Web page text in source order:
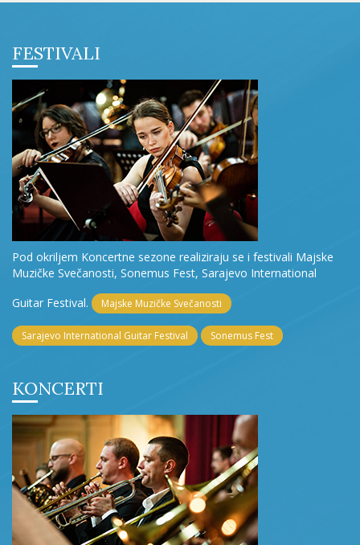
FESTIVALI
Pod okriljem Koncertne sezone realiziraju se i festivali Majske
Muzičke Svečanosti, Sonemus Fest, Sarajevo International
Guitar Festival.
Majske Muzičke Svečanosti
Sarajevo International Guitar Festival Sonemus Fest
KONCERTI